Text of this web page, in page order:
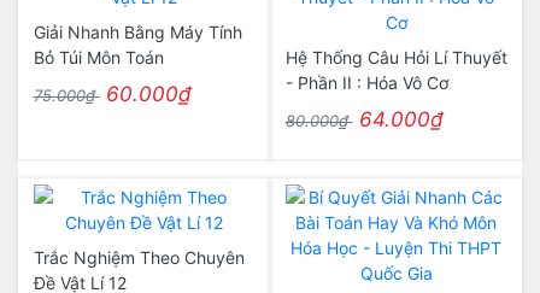
Giải Nhanh Bằng Máy Tính
Bỏ Túi Môn Toán
75.000₫ 60.000₫
Hệ Thống Câu Hỏi Lí Thuyết
- Phần II : Hóa Vô Cơ
80.000₫ 64.000₫
Trắc Nghiệm Theo Chuyên
Đề Vật Lí 12